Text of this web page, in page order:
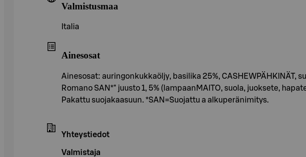
Valmistusmaa
Italia
Ainesosat
Ainesosat: auringonkukkaöljy, basilika 25%, CASHEWPÄHKINÄT,
Romano SAN*" juusto 1, 5% (lampaanMAITO, suola, juoksete,
Pakattu suojakaasuun. *SAN=Suojattu a alkuperänimitys.
Yhteystiedot
Valmistaja